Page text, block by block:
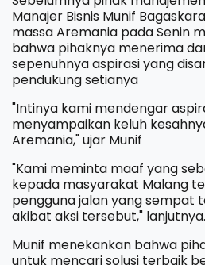
Manajer Bisnis Munif
massa Aremania pada Senin
bahwa pihaknya menerima
sepenuhnya aspirasi yang
pendukung setianya
"Intinya kami mendengar
menyampaikan keluh
Aremania," ujar Munif
"Kami meminta maaf yang
kepada masyarakat Malang
pengguna jalan yang sempat
akibat aksi tersebut," lanjutnya.
Munif menekankan bahwa
untuk mencari solusi terbaik